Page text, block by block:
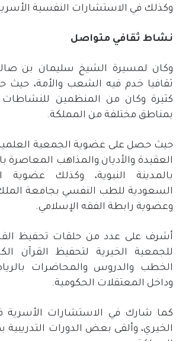
وكذلك في الاستشارات النفسية الأسرية لـ 5
نشاط ثقافي متواصل
وكان لمسيرة الشيخ سليمان بن
ثقافيا خدم فيه الشعب والأمة،
كثيرة وكان من المنظمين للنشاطات
بمناطق مختلفة من المملكة.
حيث حصل على عضوية الجمعية
العقيدة والأديان والمذاهب المعاصرة
بالمدينة النبوية، وكذلك عضوية
السعودية للطب النفسي بجامعة
وعضوية رابطة الفقه الإسلامي.
أشرف على عدد من حلقات تحفيظ
للجمعية الخيرية لتحفيظ القرآن
الخطب والدروس والمحاضرات
وداخل المعتقلات الحكومية.
كما شارك في الاستشارات الأسرية
الخيري، وألقى بعض الدورات